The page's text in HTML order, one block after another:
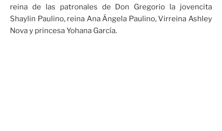
reina de las patronales de Don Gregorio la jovencita
Shaylin Paulino, reina Ana Ángela Paulino, Virreina Ashley
Nova y princesa Yohana García.